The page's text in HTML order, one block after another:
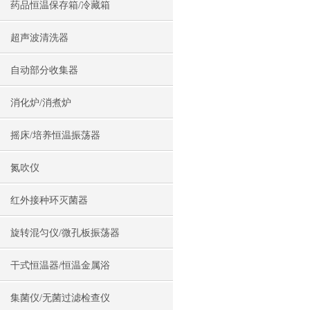
药品恒温保存箱/冷藏箱
超声波清洗器
自动部分收集器
消化炉/消煮炉
摇床/培养恒温振荡器
氮吹仪
红外接种环灭菌器
旋转混匀仪/微孔板振荡器
干式恒温器/恒温金属浴
集菌仪/无菌过滤检查仪